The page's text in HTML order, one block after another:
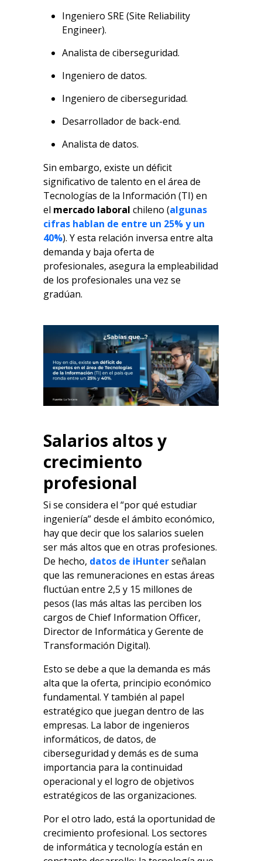
Ingeniero SRE (Site Reliability
Engineer).
Analista de ciberseguridad.
Ingeniero de datos.
Ingeniero de ciberseguridad.
Desarrollador de back-end.
Analista de datos.
Sin embargo, existe un déficit
significativo de talento en el área de
Tecnologías de la Información (TI) en
el mercado laboral chileno (algunas
cifras hablan de entre un 25% y un
40%). Y esta relación inversa entre alta
demanda y baja oferta de
profesionales, asegura la empleabilidad
de los profesionales una vez se
gradúan.
Salarios altos y
crecimiento
profesional
Si se considera el “por qué estudiar
ingeniería” desde el ámbito económico,
hay que decir que los salarios suelen
ser más altos que en otras profesiones.
De hecho, datos de iHunterseñalan
que las remuneraciones en estas áreas
fluctúan entre 2,5 y 15 millones de
pesos (las más altas las perciben los
cargos de Chief Information Officer,
Director de Informática y Gerente de
Transformación Digital).
Esto se debe a que la demanda es más
alta que la oferta, principio económico
fundamental. Y también al papel
estratégico que juegan dentro de las
empresas. La labor de ingenieros
informáticos, de datos, de
ciberseguridad y demás es de suma
importancia para la continuidad
operacional y el logro de objetivos
estratégicos de las organizaciones.
Por el otro lado, está la oportunidad de
crecimiento profesional. Los sectores
de informática y tecnología están en